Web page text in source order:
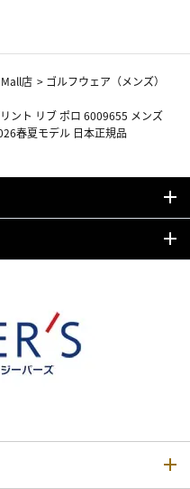
店 > ゴルフウェア（メンズ）
ント リブ ポロ 6009655 メンズ
春夏モデル 日本正規品